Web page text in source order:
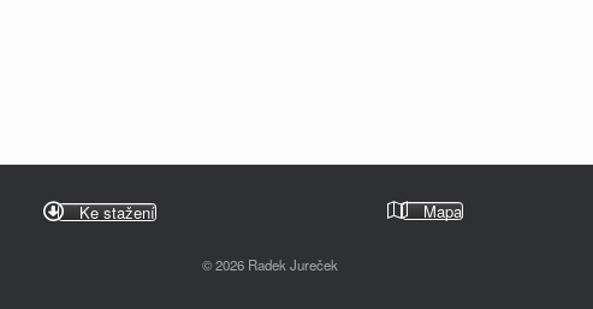
Ke stažení Mapa
© 2026 Radek Jureček